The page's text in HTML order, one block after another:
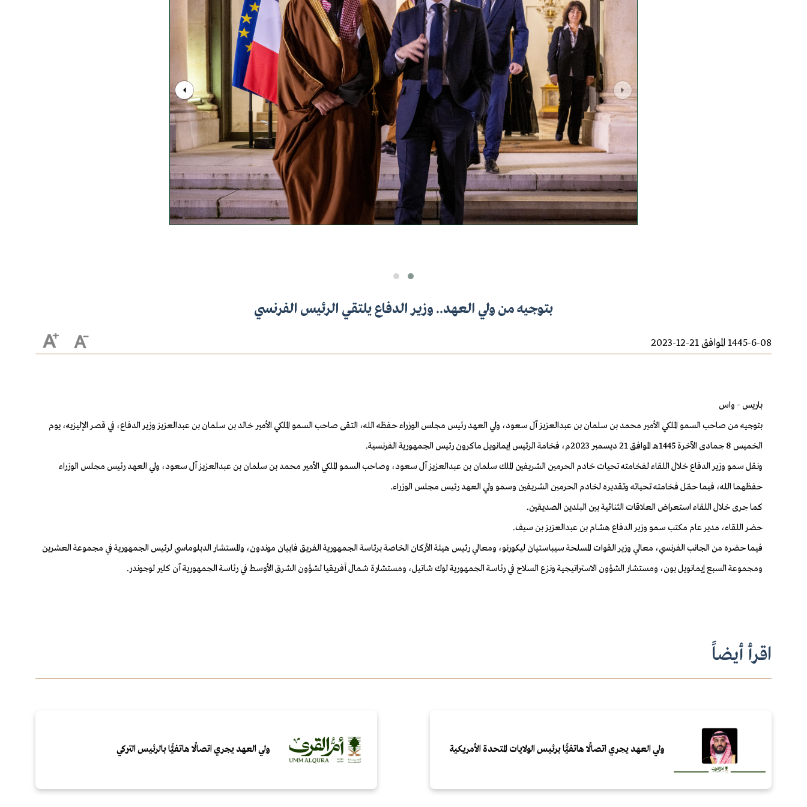
بتوجيه من ولي العهد.. وزير الدفاع يلتقي الرئيس الفرنسي
1445-6-08 الموافق 21-12-2023
باريس - واس
بتوجيه من صاحب السمو الملكي الأمير محمد بن سلمان بن عبدالعزيز آل سعود، ولي العهد رئيس مجلس الوزراء حفظه الله، التقى صاحب السمو الملكي الأمير خالد بن سلمان بن عبدالعزيز وزير الدفاع، في قصر الإليزيه، يوم
الخميس 8 جمادى الآخرة 1445هـ الموافق 21 ديسمبر 2023م، فخامة الرئيس إيمانويل ماكرون رئيس الجمهورية الفرنسية
.
ونقل سمو وزير الدفاع خلال اللقاء لفخامته تحيات خادم الحرمين الشريفين الملك سلمان بن عبدالعزيز آل سعود، وصاحب السمو الملكي الأمير محمد بن سلمان بن عبدالعزيز آل سعود، ولي العهد رئيس مجلس الوزراء
حفظهما الله، فيما حمّل فخامته تحياته وتقديره لخادم الحرمين الشريفين وسمو ولي العهد رئيس مجلس الوزراء.
كما جرى خلال اللقاء استعراض العلاقات الثنائية بين البلدين الصديقين.
حضر اللقاء، مدير عام مكتب سمو وزير الدفاع هشام بن عبدالعزيز بن سيف.
فيما حضره من الجانب الفرنسي، معالي وزير القوات المسلحة سيباستيان ليكورنو، ومعالي رئيس هيئة الأركان الخاصة برئاسة الجمهورية الفريق فابيان موندون، والمستشار الدبلوماسي لرئيس الجمهورية في مجموعة العشرين
ومجموعة السبع إيمانويل بون، ومستشار الشؤون الاستراتيجية ونزع السلاح في رئاسة الجمهورية لوك شاتيل، ومستشارة شمال أفريقيا لشؤون الشرق الأوسط في رئاسة الجمهورية آن كلير لوجوندر.
اقرأ أيضاً
ولي العهد يجري اتصالًا هاتفيًّا برئيس الولايات المتحدة الأمريكية ولي العهد يجري اتصالًا هاتفيًّا بالرئيس التركي